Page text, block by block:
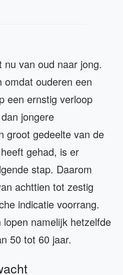
nu van oud naar jong.
omdat ouderen een
een ernstig verloop
jongere
groot gedeelte van de
gehad, is er
stap. Daarom
achttien tot zestig
indicatie voorrang.
namelijk hetzelfde
50 tot 60 jaar.